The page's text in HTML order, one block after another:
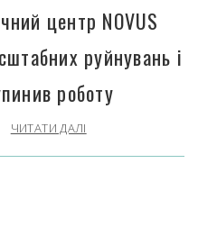
центр NOVUS
руйнувань і
роботу
ЧИТАТИ ДАЛІ